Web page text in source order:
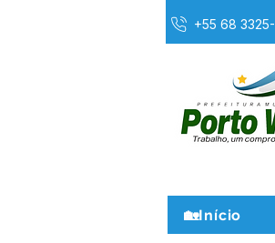
+55 68
🏡Início